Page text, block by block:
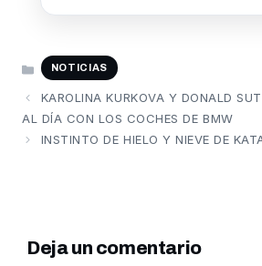
CATEGORÍAS
NOTICIAS
KAROLINA KURKOVA Y DONALD
AL DÍA CON LOS COCHES DE BMW
INSTINTO DE HIELO Y NIEVE DE
Deja un comentario